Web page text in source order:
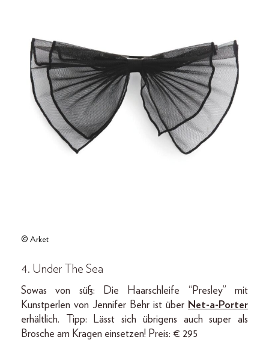
© Arket
4. Under The Sea
Sowas von süß: Die Haarschleife “Presley” mit
Kunstperlen von Jennifer Behr ist über Net-a-Porter
erhältlich. Tipp: Lässt sich übrigens auch super als
Brosche am Kragen einsetzen! Preis: € 295